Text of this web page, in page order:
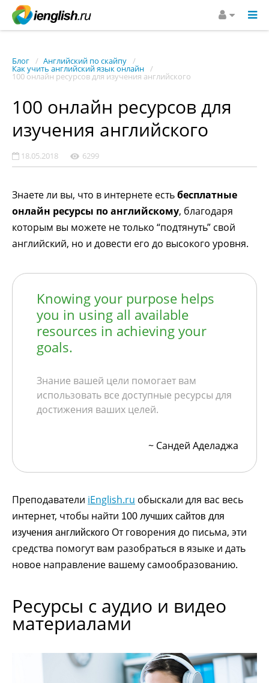
Блог Английский по скайпу
Как учить английский язык онлайн
100 онлайн ресурсов для изучения английского
100 онлайн ресурсов для
изучения английского
18.05.2018 6299
Знаете ли вы, что в интернете естьбесплатные
онлайн ресурсы по английскому, благодаря
которым вы можете не только “подтянуть” свой
английский, но и довести его до высокого уровня.
Knowing your purpose helps
you in using all available
resources in achieving your
goals.
Знание вашей цели помогает вам
использовать все доступные ресурсы для
достижения ваших целей.
~ Сандей Аделаджа
Преподаватели iEnglish.ru обыскали для вас весь
интернет, чтобы найти 100 лучших сайтов для
изучения английского От говорения до письма, эти
средства помогут вам разобраться в языке и дать
новое направление вашему самообразованию.
Ресурсы с аудио и видео
материалами